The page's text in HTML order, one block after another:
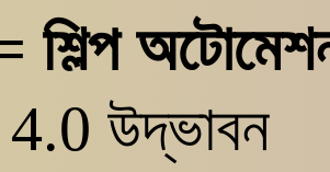
শিল্প
4.0 উদ্ভাবন